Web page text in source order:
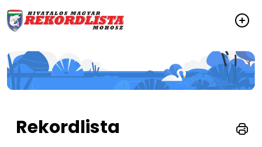
Rekordlista